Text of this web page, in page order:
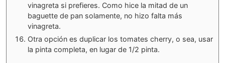
vinagreta si prefieres. Como hice la mitad de un
baguette de pan solamente, no hizo falta más
vinagreta.
Otra opción es duplicar los tomates cherry, o sea, usar
la pinta completa, en lugar de 1/2 pinta.